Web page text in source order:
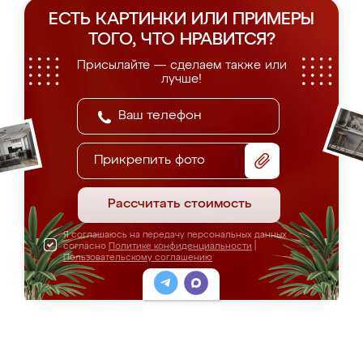
ЕСТЬ КАРТИНКИ ИЛИ ПРИМЕРЫ
ТОГО, ЧТО НРАВИТСЯ?
Присылайте — сделаем также или
лучше!
Прикрепить фото
Рассчитать стоимость
Я соглашаюсь на передачу персональных данных
согласно Политике конфиденциальности
Пользовательскому соглашению